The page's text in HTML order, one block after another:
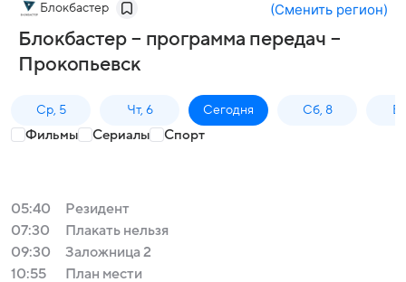
Блокбастер (Сменить регион)
Блокбастер – программа передач –
Прокопьевск
Ср, 5 Чт, 6 Сегодня Сб, 8
Фильмы Сериалы Спорт
05:40
Резидент
07:30
Плакать нельзя
09:30
Заложница 2
10:55
План мести